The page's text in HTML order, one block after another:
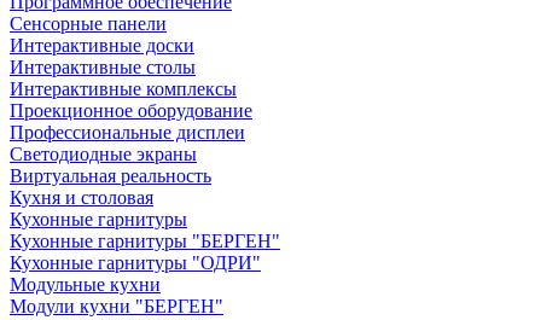
Сенсорные панели
Интерактивные доски
Интерактивные столы
Интерактивные комплексы
Проекционное оборудование
Профессиональные дисплеи
Светодиодные экраны
Виртуальная реальность
Кухня и столовая
Кухонные гарнитуры
Кухонные гарнитуры "БЕРГЕН"
Кухонные гарнитуры "ОДРИ"
Модульные кухни
Модули кухни "БЕРГЕН"